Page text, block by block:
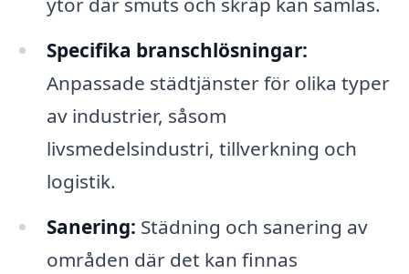
Specifika branschlösningar:
Anpassade städtjänster för olika typer
av industrier, såsom
livsmedelsindustri, tillverkning och
logistik.
Sanering: Städning och sanering av
områden där det kan finnas